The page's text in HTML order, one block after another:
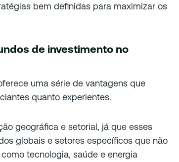
bem definidas para maximizar os
de investimento no
uma série de vantagens que
quanto experientes.
geográfica e setorial, já que esses
globais e setores específicos que não
tecnologia, saúde e energia